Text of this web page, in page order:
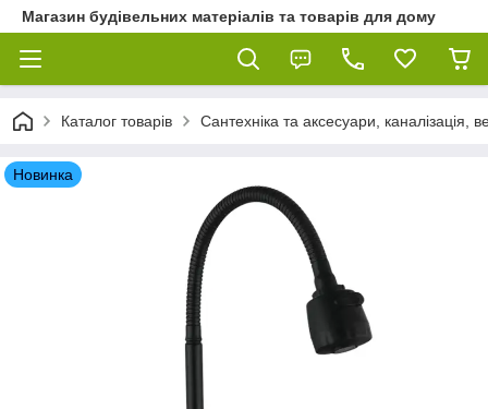
Магазин будівельних матеріалів та товарів для дому
Каталог товарів Сантехніка та аксесуари, каналізація,
Новинка